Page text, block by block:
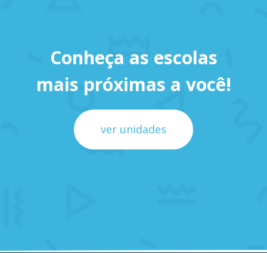
Conheça as escolas
mais próximas a você!
ver unidades